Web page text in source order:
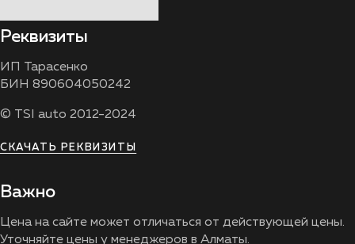
Реквизиты
ИП Тарасенко
БИН 890604050242
© TSI auto 2012-2024
СКАЧАТЬ РЕКВИЗИТЫ
Важно
Цена на сайте может отличаться от действующей цены.
Уточняйте цены у менеджеров в Алматы.